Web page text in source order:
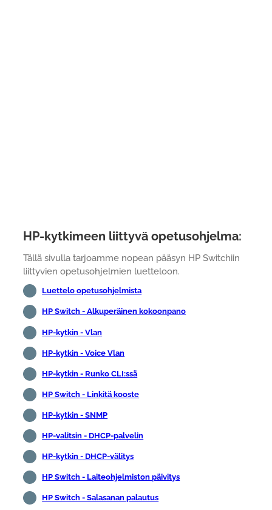
HP-kytkimeen liittyvä opetusohjelma:
Tällä sivulla tarjoamme nopean pääsyn HP Switchiin
liittyvien opetusohjelmien luetteloon.
Luettelo opetusohjelmista
HP Switch - Alkuperäinen kokoonpano
HP-kytkin - Vlan
HP-kytkin - Voice Vlan
HP-kytkin - Runko CLI:ssä
HP Switch - Linkitä kooste
HP-kytkin - SNMP
HP-valitsin - DHCP-palvelin
HP-kytkin - DHCP-välitys
HP Switch - Laiteohjelmiston päivitys
HP Switch - Salasanan palautus